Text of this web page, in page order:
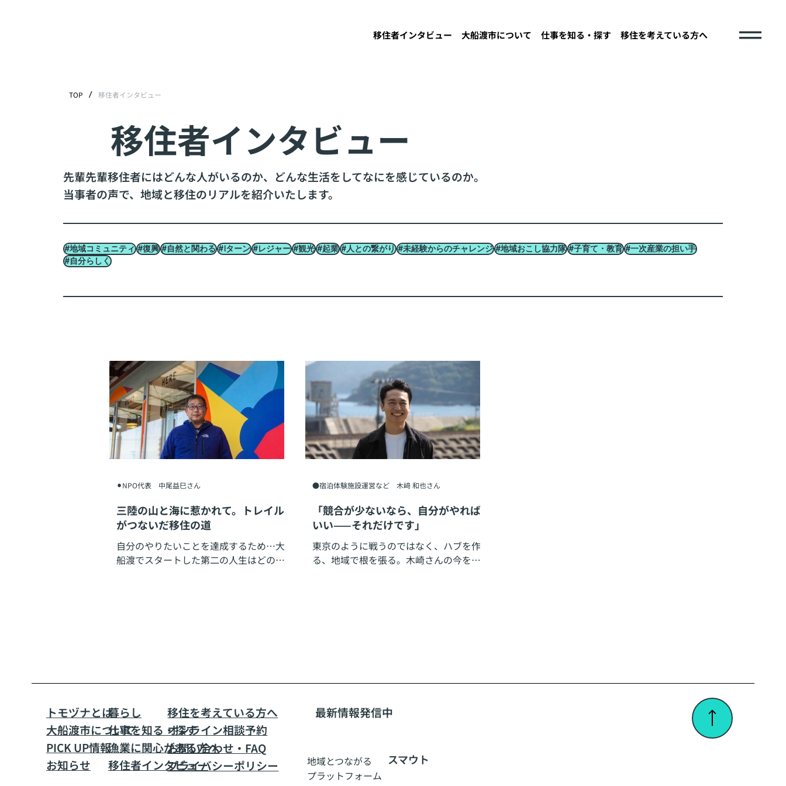
移住者インタビュー 大船渡市について 仕事を知る・探す 移住を考えている方へ
#地域コミュニティ #復興 #自然と関わる #Iターン #レジャー #観光 #起業 #人との繋がり #未経験からのチャレンジ #地域おこし協力隊 #子育て・教育 #一次産業の担い手
#自分らしく
三陸の山と海に惹かれて。トレイル
がつないだ移住の道
自分のやりたいことを達成するため…大
船渡でスタートした第二の人生はどのよ
⚫︎NPO代表 中尾益巳さん
「競合が少ないなら、自分がやれば
いい——それだけです」
東京のように戦うのではなく、ハブを作
る、地域で根を張る。木崎さんの今を聞
●宿泊体験施設運営など 木﨑 和也さん
移住者インタビュー
先輩先輩移住者にはどんな人がいるのか、どんな生活をしてなにを感じているのか。
当事者の声で、地域と移住のリアルを紹介いたします。
TOP / 移住者インタビュー
トモヅナとは
大船渡市について
PICK UP情報
お知らせ
暮らし​
仕事を知る・探す
漁業に関心がある方へ
移住者インタビュー
移住を考えている方へ
​オンライン相談予約
お問い合わせ・FAQ
プライバシーポリシー
​最新情報発信中
地域とつながる
​プラットフォーム
スマウト